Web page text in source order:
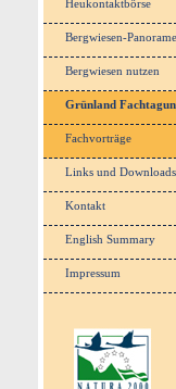
Heukontaktbörse
Bergwiesen-
Bergwiesen nutzen
Grünland
Fachvorträge
Links und Downloads
Kontakt
English Summary
Impressum